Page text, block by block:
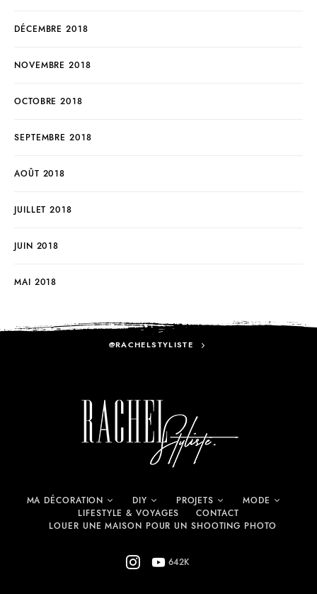
DÉCEMBRE 2018
NOVEMBRE 2018
OCTOBRE 2018
SEPTEMBRE 2018
AOÛT 2018
JUILLET 2018
JUIN 2018
MAI 2018
@RACHELSTYLISTE
MA DÉCORATION DIY PROJETS
MODE
LIFESTYLE & VOYAGES
CONTACT
LOUER UNE MAISON POUR UN SHOOTING PHOTO
642K